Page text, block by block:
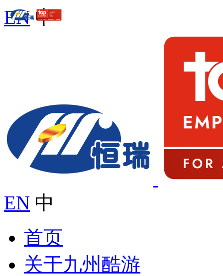
EN 中
EN 中
首页
关于九州酷游